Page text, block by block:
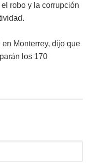
robo y la corrupción
Monterrey, dijo que
los 170